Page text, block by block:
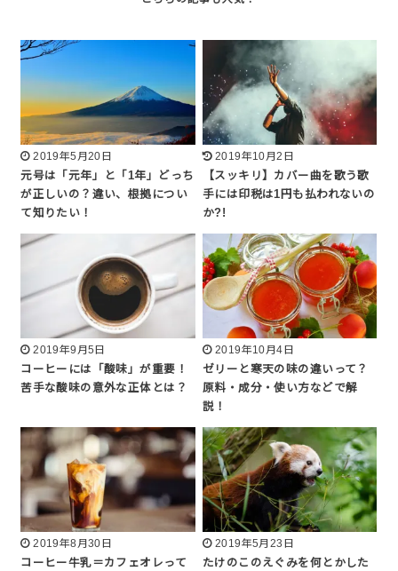
2019年5月20日
元号は「元年」と「1年」どっち
が正しいの？違い、根拠につい
て知りたい！
2019年10月2日
【スッキリ】カバー曲を歌う歌
手には印税は1円も払われないの
か?!
2019年9月5日
コーヒーには「酸味」が重要！
苦手な酸味の意外な正体とは？
2019年10月4日
ゼリーと寒天の味の違いって？
原料・成分・使い方などで解
説！
2019年8月30日
コーヒー牛乳＝カフェオレって
2019年5月23日
たけのこのえぐみを何とかした